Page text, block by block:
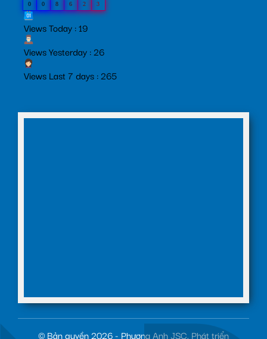
0 0 8 6 2 3
Views Today : 19
Views Yesterday : 26
Views Last 7 days : 265
© Bản quyền 2026 - Phương Anh JSC. Phát triển